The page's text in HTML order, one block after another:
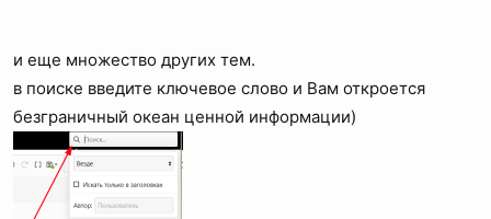
и еще множество других тем.
в поиске введите ключевое слово и Вам откроется
безграничный океан ценной информации)